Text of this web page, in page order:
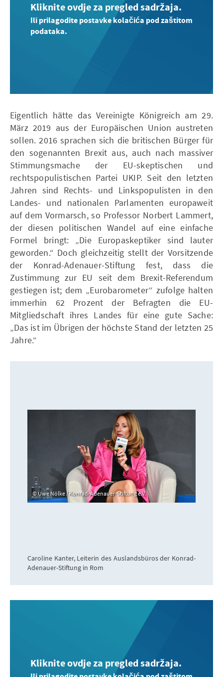
Kliknite ovdje za pregled sadržaja.
Ili prilagodite postavke kolačića pod zaštitom
podataka.
Eigentlich hätte das Vereinigte Königreich am 29.
März 2019 aus der Europäischen Union austreten
sollen. 2016 sprachen sich die britischen Bürger für
den sogenannten Brexit aus, auch nach massiver
Stimmungsmache der EU-skeptischen und
rechtspopulistischen Partei UKIP. Seit den letzten
Jahren sind Rechts- und Linkspopulisten in den
Landes- und nationalen Parlamenten europaweit
auf dem Vormarsch, so Professor Norbert Lammert,
der diesen politischen Wandel auf eine einfache
Formel bringt: „Die Europaskeptiker sind lauter
geworden.“ Doch gleichzeitig stellt der Vorsitzende
der Konrad-Adenauer-Stiftung fest, dass die
Zustimmung zur EU seit dem Brexit-Referendum
gestiegen ist; dem „Eurobarometer“ zufolge halten
immerhin 62 Prozent der Befragten die EU-
Mitgliedschaft ihres Landes für eine gute Sache:
„Das ist im Übrigen der höchste Stand der letzten 25
Jahre.“
Uwe Nölke / Konrad-Adenauer-Stiftung e.V.
Caroline Kanter, Leiterin des Auslandsbüros der Konrad-
Adenauer-Stiftung in Rom
Kliknite ovdje za pregled sadržaja.